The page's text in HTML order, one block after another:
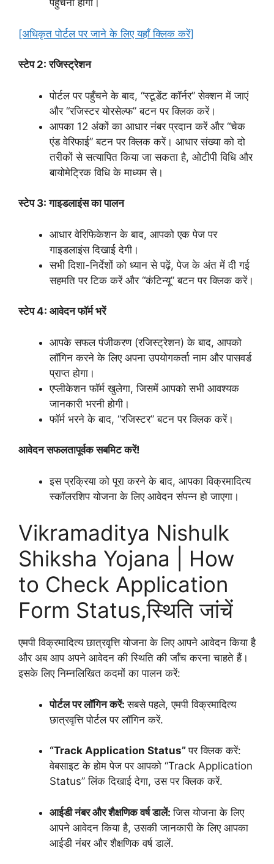
पहुँचना होगा।
[अधिकृत पोर्टल पर जाने के लिए यहाँ क्लिक करें]
स्टेप 2: रजिस्ट्रेशन
पोर्टल पर पहुँचने के बाद, “स्टूडेंट कॉर्नर” सेक्शन में जाएं
और “रजिस्टर योरसेल्फ” बटन पर क्लिक करें।
आपका 12 अंकों का आधार नंबर प्रदान करें और “चेक
एंड वेरिफाई” बटन पर क्लिक करें। आधार संख्या को दो
तरीकों से सत्यापित किया जा सकता है, ओटीपी विधि और
बायोमेट्रिक विधि के माध्यम से।
स्टेप 3: गाइडलाइंस का पालन
आधार वेरिफिकेशन के बाद, आपको एक पेज पर
गाइडलाइंस दिखाई देगी।
सभी दिशा-निर्देशों को ध्यान से पढ़ें, पेज के अंत में दी गई
सहमति पर टिक करें और “कंटिन्यू” बटन पर क्लिक करें।
स्टेप 4: आवेदन फॉर्म भरें
आपके सफल पंजीकरण (रजिस्ट्रेशन) के बाद, आपको
लॉगिन करने के लिए अपना उपयोगकर्ता नाम और पासवर्ड
प्राप्त होगा।
एप्लीकेशन फॉर्म खुलेगा, जिसमें आपको सभी आवश्यक
जानकारी भरनी होगी।
फॉर्म भरने के बाद, “रजिस्टर” बटन पर क्लिक करें।
आवेदन सफलतापूर्वक सबमिट करें!
इस प्रक्रिया को पूरा करने के बाद, आपका विक्रमादित्य
स्कॉलरशिप योजना के लिए आवेदन संपन्न हो जाएगा।
Vikramaditya Nishulk
Shiksha Yojana | How
to Check Application
Form Status,स्थिति जांचें
एमपी विक्रमादित्य छात्रवृत्ति योजना के लिए आपने आवेदन किया है
और अब आप अपने आवेदन की स्थिति की जाँच करना चाहते हैं।
इसके लिए निम्नलिखित कदमों का पालन करें:
पोर्टल पर लॉगिन करें:सबसे पहले, एमपी विक्रमादित्य
छात्रवृत्ति पोर्टल पर लॉगिन करें.
“Track Application Status”पर क्लिक करें:
वेबसाइट के होम पेज पर आपको “Track Application
Status” लिंक दिखाई देगा, उस पर क्लिक करें.
आईडी नंबर और शैक्षणिक वर्ष डालें:जिस योजना के लिए
आपने आवेदन किया है, उसकी जानकारी के लिए आपका
आईडी नंबर और शैक्षणिक वर्ष डालें.